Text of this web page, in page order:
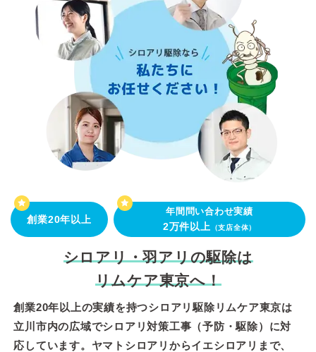
創業20年以上
年間問い合わせ実績
2万件以上 （支店全体）
シロアリ・羽アリの駆除は
リムケア東京へ！
創業20年以上の実績を持つシロアリ駆除リムケア東京は
立川市内の広域でシロアリ対策工事（予防・駆除）に対
応しています。ヤマトシロアリからイエシロアリまで、